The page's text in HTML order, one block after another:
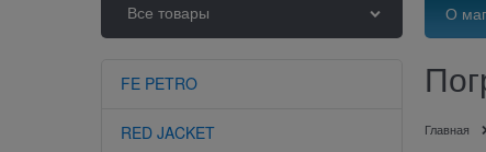
Все товары О
FE PETRO
RED JACKET Главная